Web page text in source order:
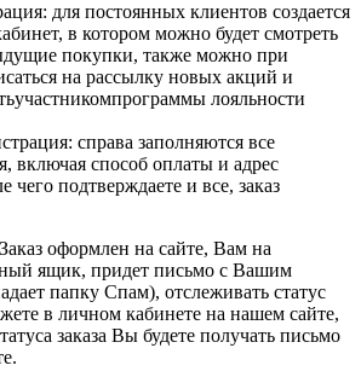
для постоянных клиентов создается
в котором можно будет смотреть
покупки, также можно при
на рассылку новых акций и
лояльности
справа заполняются все
включая способ оплаты и адрес
чего подтверждаете и все, заказ
оформлен на сайте, Вам на
ящик, придет письмо с Вашим
папку Спам), отслеживать статус
в личном кабинете на нашем сайте,
заказа Вы будете получать письмо